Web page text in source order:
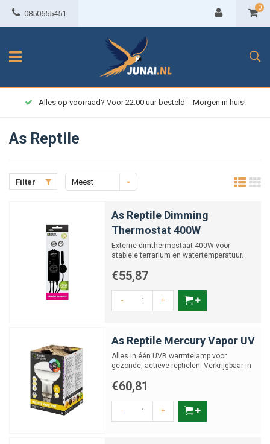
0850655451
0
Alles op voorraad? Voor 22:00 uur besteld = Morgen in huis!
As Reptile
Filter
Meest
As Reptile Dimming
Thermostat 400W
Externe dimthermostaat 400W voor
stabiele terrarium en watertemperatuur.
€55,87
- +
As Reptile Mercury Vapor UV
Alles in één UVB warmtelamp voor
gezonde, actieve reptielen. Verkrijgbaar in
€60,81
- +